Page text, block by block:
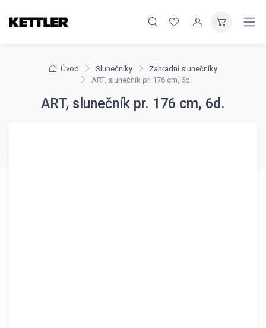
Úvod Slunečníky
Zahradní slunečníky
ART, slunečník pr. 176 cm, 6d.
ART, slunečník pr. 176 cm, 6d.